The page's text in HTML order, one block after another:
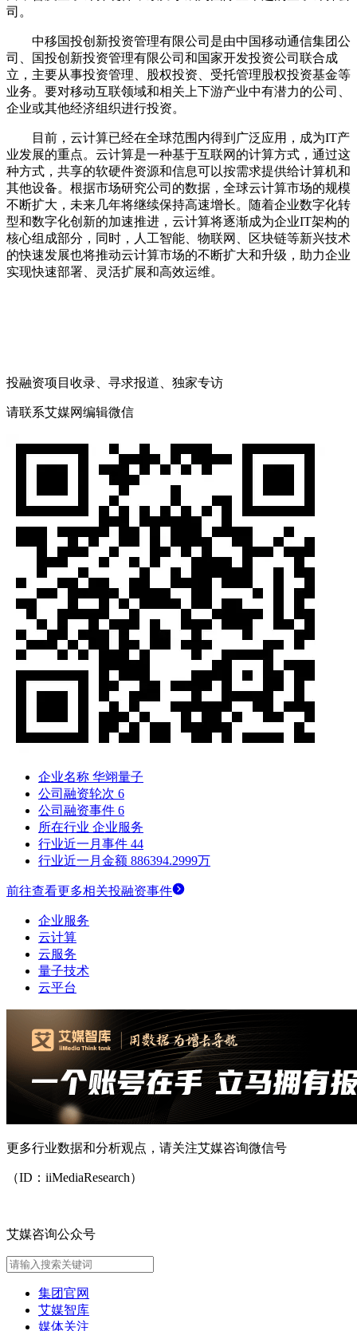
司。
中移国投创新投资管理有限公司是由中国移动通信集团公
司、国投创新投资管理有限公司和国家开发投资公司联合成
立，主要从事投资管理、股权投资、受托管理股权投资基金等
业务。要对移动互联领域和相关上下游产业中有潜力的公司、
企业或其他经济组织进行投资。
目前，云计算已经在全球范围内得到广泛应用，成为IT产
业发展的重点。云计算是一种基于互联网的计算方式，通过这
种方式，共享的软硬件资源和信息可以按需求提供给计算机和
其他设备。根据市场研究公司的数据，全球云计算市场的规模
不断扩大，未来几年将继续保持高速增长。随着企业数字化转
型和数字化创新的加速推进，云计算将逐渐成为企业IT架构的
核心组成部分，同时，人工智能、物联网、区块链等新兴技术
的快速发展也将推动云计算市场的不断扩大和升级，助力企业
实现快速部署、灵活扩展和高效运维。
投融资项目收录、寻求报道、独家专访
请联系艾媒网编辑微信
企业名称 华翊量子
公司融资轮次 6
公司融资事件 6
所在行业 企业服务
行业近一月事件 44
行业近一月金额 886394.2999万
前往查看更多相关投融资事件
企业服务
云计算
云服务
量子技术
云平台
更多行业数据和分析观点，请关注艾媒咨询微信号
（ID：iiMediaResearch）
艾媒咨询公众号
集团官网
艾媒智库
媒体关注